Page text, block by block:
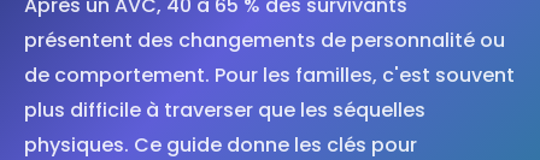
présentent des changements de personnalité ou
de comportement. Pour les familles, c'est souvent
plus difficile à traverser que les séquelles
physiques. Ce guide donne les clés pour